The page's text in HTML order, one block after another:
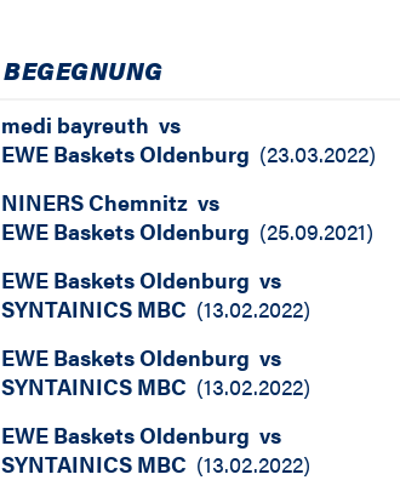
BEGEGNUNG
medi bayreuth vs
EWE Baskets Oldenburg (23.03.2022)
NINERS Chemnitz vs
EWE Baskets Oldenburg (25.09.2021)
EWE Baskets Oldenburg vs
SYNTAINICS MBC (13.02.2022)
EWE Baskets Oldenburg vs
SYNTAINICS MBC (13.02.2022)
EWE Baskets Oldenburg vs
SYNTAINICS MBC (13.02.2022)